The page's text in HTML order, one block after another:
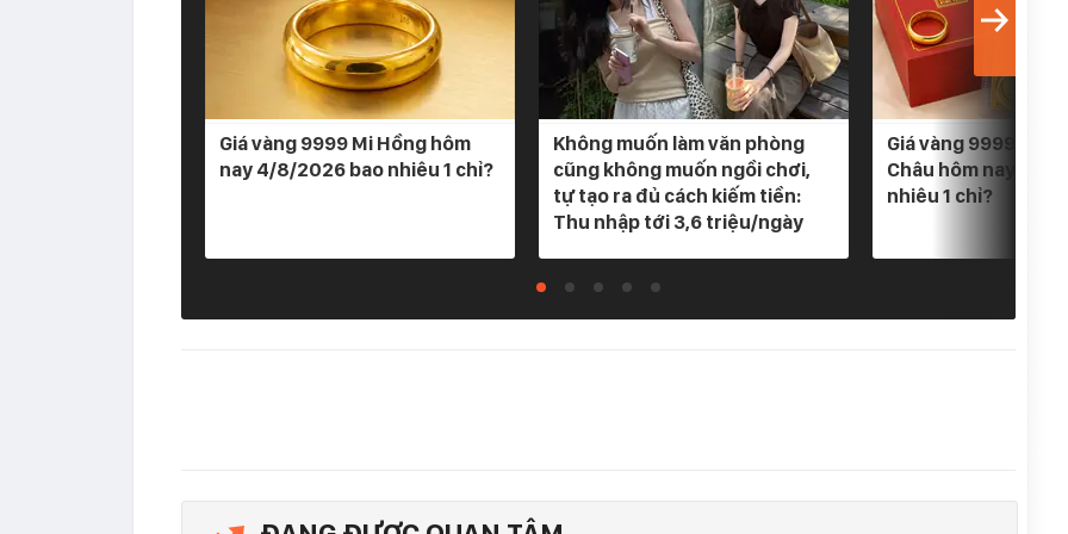
Giá vàng 9999 Mi Hồng hôm
nay 4/8/2026 bao nhiêu 1 chỉ?
Không muốn làm văn phòng
cũng không muốn ngồi chơi,
tự tạo ra đủ cách kiếm tiền:
Thu nhập tới 3,6 triệu/ngày
Giá vàng 9999 Bảo
Châu hôm nay 5/8/
nhiêu 1 chỉ?